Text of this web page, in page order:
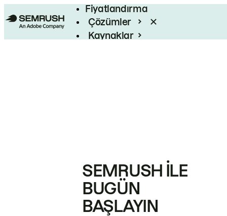
Fiyatlandırma
Çözümler
Kaynaklar
SEMRUSH ILE
BUGÜN
BAŞLAYIN